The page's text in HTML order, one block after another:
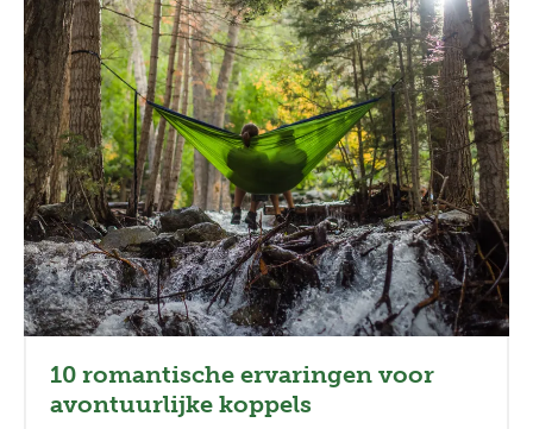
10 romantische ervaringen voor
avontuurlijke koppels